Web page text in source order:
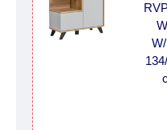
поступления
дополнительных 60
доставки товара на